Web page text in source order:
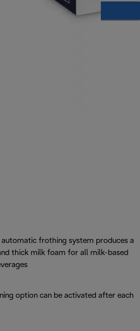
automatic frothing system produces a
thick milk foam for all milk-based
option can be activated after each